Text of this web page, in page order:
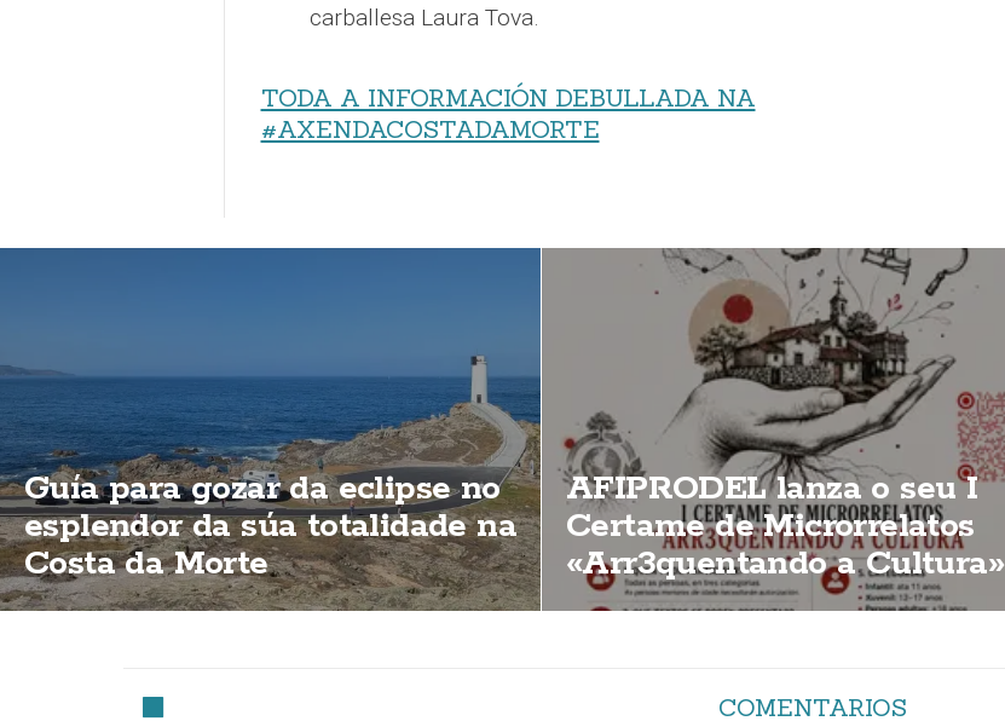
carballesa Laura Tova.
TODA A INFORMACIÓN DEBULLADA NA
#AXENDACOSTADAMORTE
Guía para gozar da eclipse no
esplendor da súa totalidade na
Costa da Morte
AFIPRODEL lanza o seu I
Certame de Microrrelatos
«Arr3quentando a Cultura»
COMENTARIOS